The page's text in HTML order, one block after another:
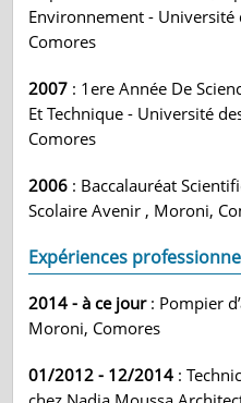
Environnement - Université
Comores
2007 : 1ere Année De
Et Technique - Université
Comores
2006 : Baccalauréat
Scolaire Avenir , Moroni,
Expériences
2014 - à ce jour: Pompier
Moroni, Comores
01/2012 - 12/2014 :